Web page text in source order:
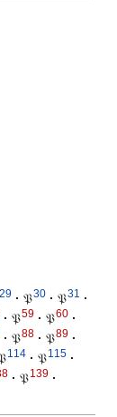
29 · 𝔓30 · 𝔓31
·
· 𝔓59 · 𝔓60 ·
· 𝔓88 · 𝔓89 ·
114 · 𝔓115 ·
· 𝔓139 ·